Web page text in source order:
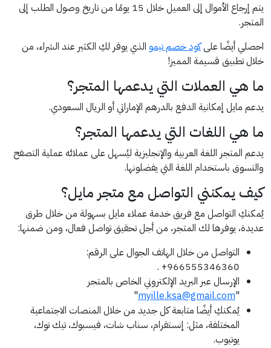
يتم إرجاع الأموال إلى العميل خلال 15 يومًا من تاريخ وصول الطلب إلى
المتجر.
احصلي أيضًا علىكود خصم تيمو الذي يوفر لكِ الكثير عند الشراء، من
خلال تطبيق قسيمة المميز!
ما هي العملات التي يدعمها المتجر؟
يدعم مايل إمكانية الدفع بالدرهم الإماراتي أو الريال السعودي.
ما هي اللغات التي يدعمها المتجر؟
يدعم المتجر اللغة العربية والإنجليزية ليُسهل على عملائه عملية التصفح
والتسوق باستخدام اللغة التي يفضلونها.
كيف يمكنني التواصل مع متجر مايل؟
يُمكنكِ التواصل مع فريق خدمة عملاء مايل بسهولة من خلال طرق
عديدة، يوفرها لك المتجر، من أجل تحقيق تواصل فعال، ومن ضمنها:
التواصل من خلال الهاتف الجوال على الرقم:
966555346360+ .
الإرسال عبر البريد الإلكتروني الخاص بالمتجر
"
myille.ksa@gmail.com
"
يُمكنكِ أيضًا متابعة كل جديد من خلال المنصات الاجتماعية
المختلفة، مثل: إنستقرام، سناب شات، فيسبوك، تيك توك،
يوتيوب.